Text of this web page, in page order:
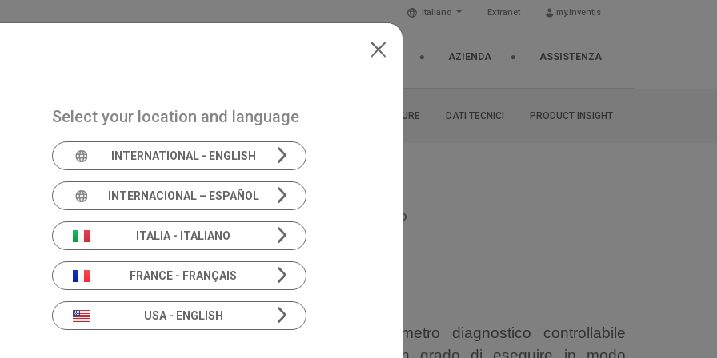
Italiano Extranet my.inventis
NEWS & EVENTI AZIENDA ASSISTENZA
BROCHURE DATI TECNICI PRODUCT INSIGHT
Audiometro diagnostico
Cello
Cello è un audiometro diagnostico controllabile
Select your location and language
INTERNATIONAL - ENGLISH
INTERNACIONAL – ESPAÑOL
ITALIA - ITALIANO
FRANCE - FRANÇAIS
USA - ENGLISH